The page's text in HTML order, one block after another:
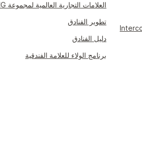
العلامات التجارية العالمية لمجموعة IHG
تطوير الفنادق
دليل الفنادق
برنامج الولاء للعلامة الفندقية